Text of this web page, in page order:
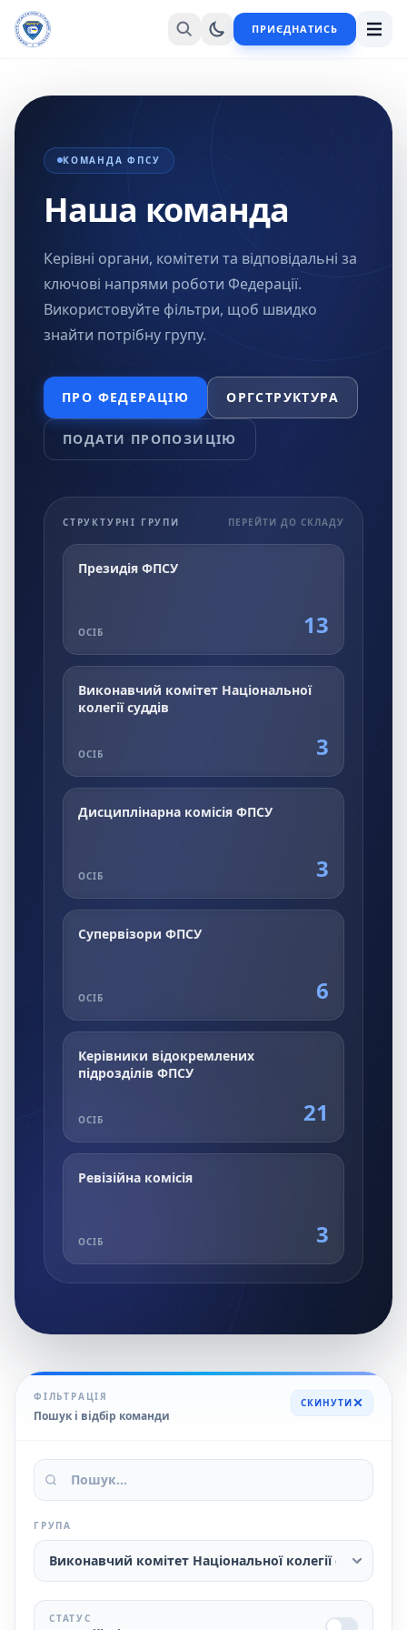
ПРИЄДНАТИСЬ
КОМАНДА ФПСУ
Наша команда
Керівні органи, комітети та відповідальні за
ключові напрями роботи Федерації.
Використовуйте фільтри, щоб швидко
знайти потрібну групу.
ПРО ФЕДЕРАЦІЮ ОРГСТРУКТУРА
ПОДАТИ ПРОПОЗИЦІЮ
СТРУКТУРНІ ГРУПИ ПЕРЕЙТИ ДО СКЛАДУ
Президія ФПСУ
ОСІБ 13
Виконавчий комітет Національної
колегії суддів
ОСІБ 3
Дисциплінарна комісія ФПСУ
ОСІБ 3
Супервізори ФПСУ
ОСІБ 6
Керівники відокремлених
підрозділів ФПСУ
ОСІБ 21
Ревізійна комісія
ОСІБ 3
ФІЛЬТРАЦІЯ
Пошук і відбір команди
СКИНУТИ
ГРУПА
СТАТУС